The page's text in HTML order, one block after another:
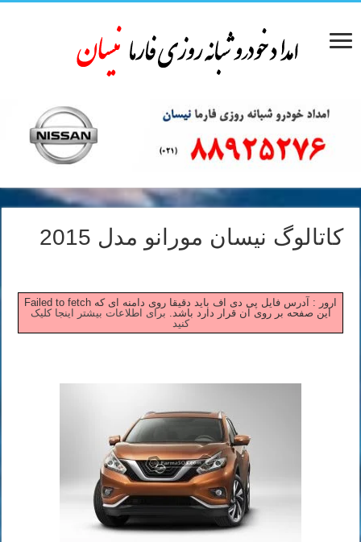
کاتالوگ نیسان مورانو مدل 2015
Failed to fetch ارور : آدرس فایل پی دی اف باید دقیقا روی دامنه ای که
این صفحه بر روی آن قرار دارد باشد. برای اطلاعات بیشتر اینجا کلیک
کنید